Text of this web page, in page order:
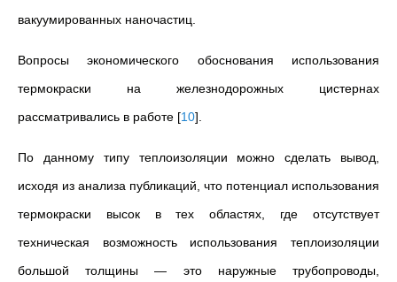
вакуумированных наночастиц.
Вопросы экономического обоснования использования
термокраски на железнодорожных цистернах
рассматривались в работе [10]
По данному типу теплоизоляции можно сделать вывод,
исходя из анализа публикаций, что потенциал использования
термокраски высок в тех областях, где отсутствует
техническая возможность использования теплоизоляции
большой толщины — это наружные трубопроводы,